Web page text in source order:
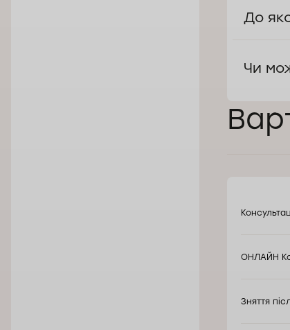
До
Чи
ОНЛАЙН
Зняття